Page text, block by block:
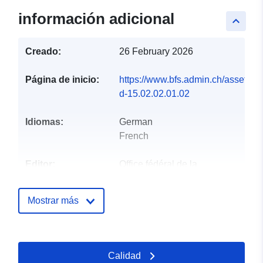
keyboard_arrow_up
información adicional
Creado: 26 February 2026
Página de inicio:
https://www.bfs.admin.ch/asset/
d-15.02.02.01.02
Idiomas:
German
French
Editor:
Mostrar más
Calidad